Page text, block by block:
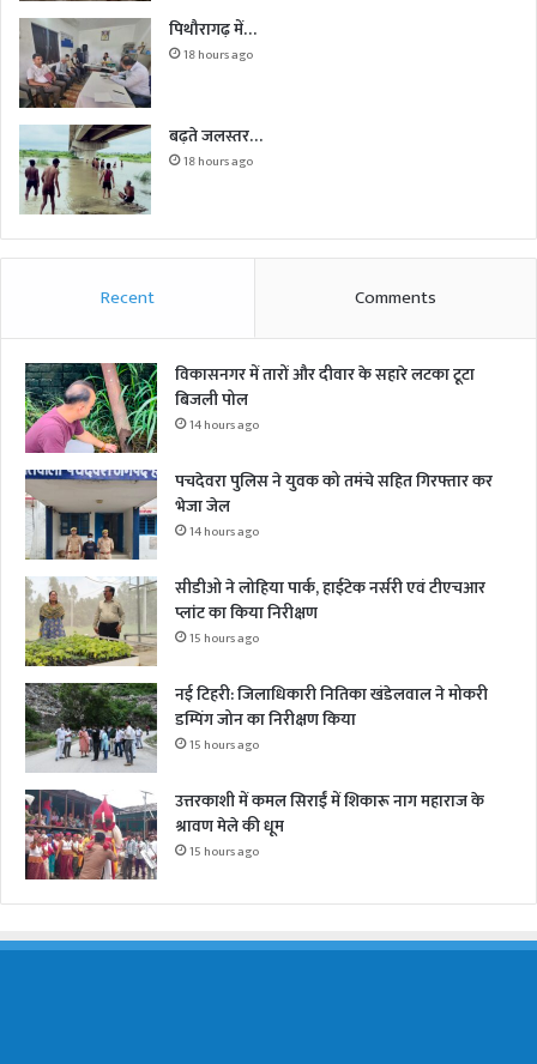
पिथौरागढ़ में…
18 hours ago
बढ़ते जलस्तर…
18 hours ago
Recent Comments
विकासनगर में तारों और दीवार के सहारे लटका टूटा
बिजली पोल
14 hours ago
पचदेवरा पुलिस ने युवक को तमंचे सहित गिरफ्तार कर
भेजा जेल
14 hours ago
सीडीओ ने लोहिया पार्क, हाईटेक नर्सरी एवं टीएचआर
प्लांट का किया निरीक्षण
15 hours ago
नई टिहरी: जिलाधिकारी नितिका खंडेलवाल ने मोकरी
डम्पिंग जोन का निरीक्षण किया
15 hours ago
उत्तरकाशी में कमल सिराईं में शिकारू नाग महाराज के
श्रावण मेले की धूम
15 hours ago